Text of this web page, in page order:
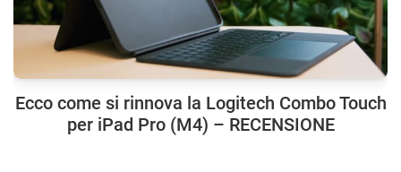
Ecco come si rinnova la Logitech Combo Touch
per iPad Pro (M4) – RECENSIONE